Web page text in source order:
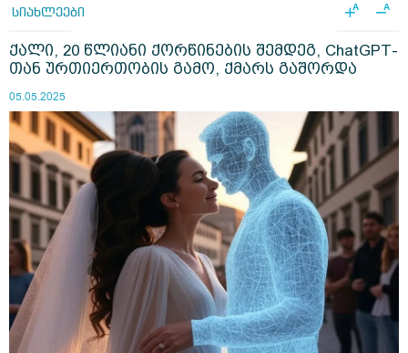
სიახლეები +A −A
ქალი, 20 წლიანი ქორწინების შემდეგ, ChatGPT-
თან ურთიერთობის გამო, ქმარს გაშორდა
05.05.2025